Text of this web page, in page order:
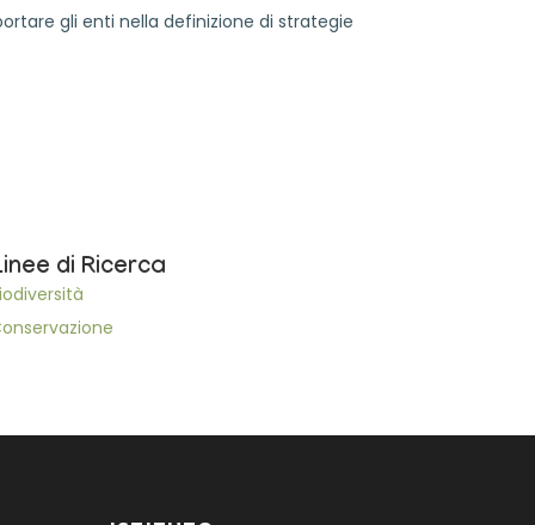
gli enti nella definizione di strategie
di Ricerca